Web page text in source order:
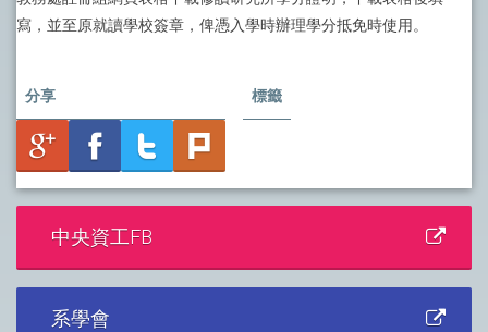
寫，並至原就讀學校簽章，俾憑入學時辦理學分抵免時使用。
分享 標籤
中央資工FB
系學會